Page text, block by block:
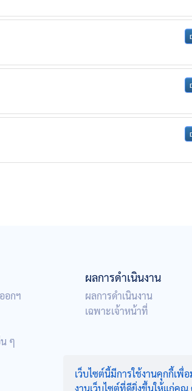
อกฯ
ๆ
ผลการดำเนินงาน
ผลการดำเนินงาน
เฉพาะเจ้าหน้าที่
เว็บไซต์นี้มีการใช้งานคุกกี้เพื่
งานเว็บไซต์ที่ดียิ่งขึ้นให้แก่คุ